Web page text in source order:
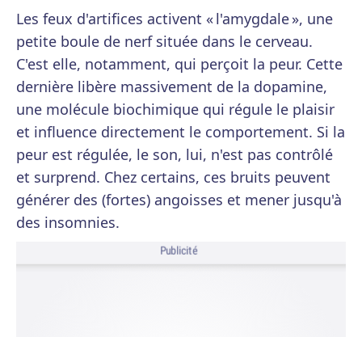
Les feux d'artifices activent « l'amygdale », une
petite boule de nerf située dans le cerveau.
C'est elle, notamment, qui perçoit la peur. Cette
dernière libère massivement de la dopamine,
une molécule biochimique qui régule le plaisir
et influence directement le comportement. Si la
peur est régulée, le son, lui, n'est pas contrôlé
et surprend. Chez certains, ces bruits peuvent
générer des (fortes) angoisses et mener jusqu'à
des insomnies.
Publicité